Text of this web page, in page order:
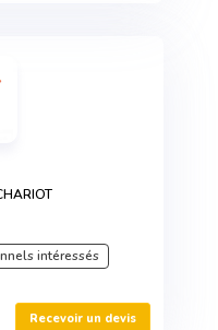
intéressés
Recevoir un devis